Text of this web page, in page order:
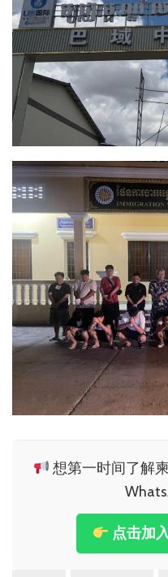
想第一时间了解
点击加